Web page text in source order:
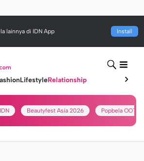
lainnya di IDN App Install
LifestyleRelationship
Beautyfest Asia 2026 Popbela OOTD